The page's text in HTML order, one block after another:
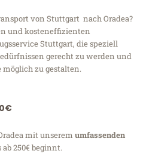
von Stuttgart nach Oradea?
und kosteneffizienten
Stuttgart, die speziell
gerecht zu werden und
möglich zu gestalten.
mit unserem umfassenden
ab 250€ beginnt.